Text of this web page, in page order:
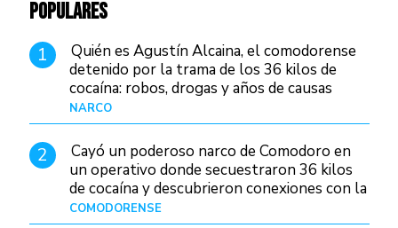
POPULARES
1
Quién es Agustín Alcaina, el comodorense
detenido por la trama de los 36 kilos de
cocaína: robos, drogas y años de causas
judiciales
NARCO
2
Cayó un poderoso narco de Comodoro en
un operativo donde secuestraron 36 kilos
de cocaína y descubrieron conexiones con la
Patagonia
COMODORENSE